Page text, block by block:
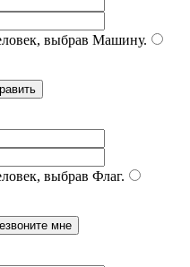
выбрав Машину.
выбрав Флаг.